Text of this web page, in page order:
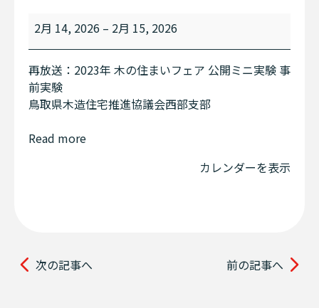
2月 14, 2026 – 2月 15, 2026
再放送：2023年 木の住まいフェア 公開ミニ実験 事
前実験
鳥取県木造住宅推進協議会西部支部
Read more
カレンダーを表示
次の記事へ 前の記事へ